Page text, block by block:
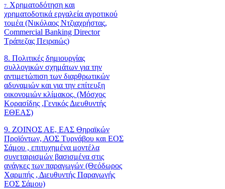
7. Χρηματοδότηση και
χρηματοδοτικά εργαλεία αγροτικού
τομέα (Νικόλαος Ντζιαχρήστας,
Commercial Banking Director
Τράπεζας Πειραιώς)
8. Πολιτικές δημιουργίας
συλλογικών σχημάτων για την
αντιμετώπιση των διαρθρωτικών
αδυναμιών και για την επίτευξη
οικονομιών κλίμακος. (Μόσχος
Κορασίδης ,Γενικός Διευθυντής
ΕΘΕΑΣ)
9. ΖΟΙΝΟΣ ΑΕ, ΕΑΣ Θηραϊκών
Προϊόντων, ΑΟΣ Τυρνάβου και ΕΟΣ
Σάμου , επιτυχημένα μοντέλα
συνεταιρισμών βασισμένα στις
ανάγκες των παραγωγών (Θεόδωρος
Χαρμπής , Διευθυντής Παραγωγής
ΕΟΣ Σάμου)